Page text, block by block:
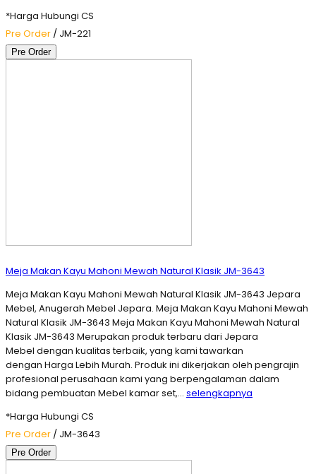
*Harga Hubungi CS
Pre Order / JM-221
Pre Order
Meja Makan Kayu Mahoni Mewah Natural Klasik JM-3643
Meja Makan Kayu Mahoni Mewah Natural Klasik JM-3643 Jepara
Mebel, Anugerah Mebel Jepara. Meja Makan Kayu Mahoni Mewah
Natural Klasik JM-3643 Meja Makan Kayu Mahoni Mewah Natural
Klasik JM-3643 Merupakan produk terbaru dari Jepara
Mebel dengan kualitas terbaik, yang kami tawarkan
dengan Harga Lebih Murah. Produk ini dikerjakan oleh pengrajin
profesional perusahaan kami yang berpengalaman dalam
bidang pembuatan Mebel kamar set,… selengkapnya
*Harga Hubungi CS
Pre Order / JM-3643
Pre Order